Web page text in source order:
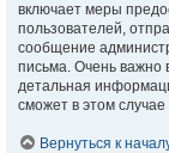
включает меры
пользователей,
сообщение
письма. Очень важно
детальная
сможет в этом
Вернуться к